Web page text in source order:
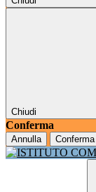
Chiudi
Conferma
Annulla Conferma